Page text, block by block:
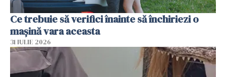
Ce trebuie să verifici înainte să închiriezi o
mașină vara aceasta
31 IULIE 2026